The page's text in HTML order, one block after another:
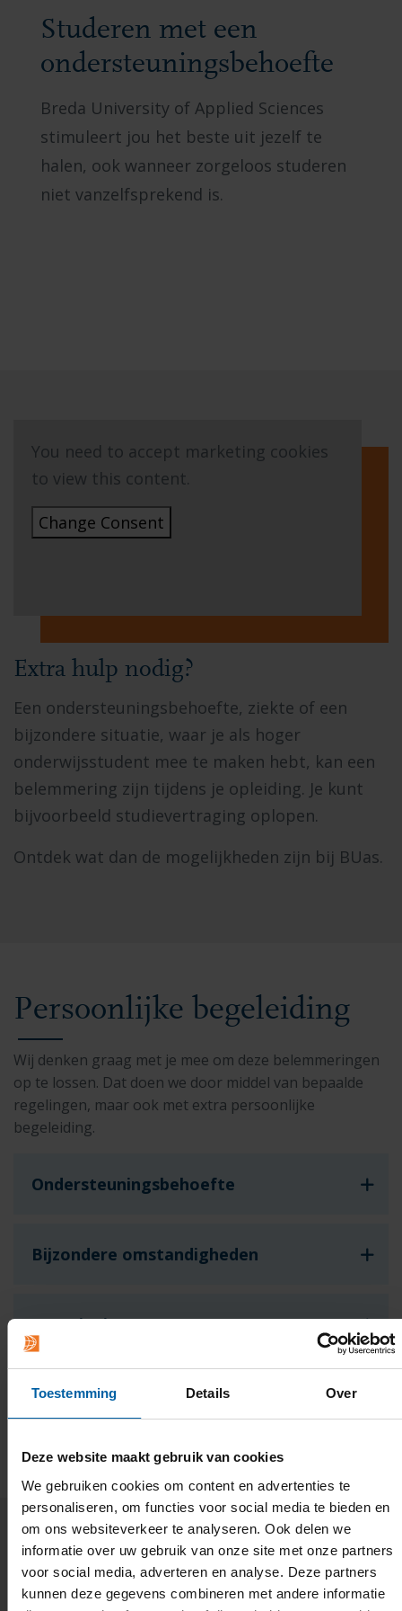
Toestemming Details Over
Deze website maakt gebruik van cookies
We gebruiken cookies om content en advertenties te
personaliseren, om functies voor social media te bieden en
om ons websiteverkeer te analyseren. Ook delen we
informatie over uw gebruik van onze site met onze partners
voor social media, adverteren en analyse. Deze partners
kunnen deze gegevens combineren met andere informatie
Studeren met een
ondersteuningsbehoefte
Breda University of Applied Sciences
stimuleert jou het beste uit jezelf te
halen, ook wanneer zorgeloos studeren
niet vanzelfsprekend is.
You need to accept marketing cookies
to view this content.
Change Consent
Extra hulp nodig?
Een ondersteuningsbehoefte, ziekte of een
bijzondere situatie, waar je als hoger
onderwijsstudent mee te maken hebt, kan een
belemmering zijn tijdens je opleiding. Je kunt
bijvoorbeeld studievertraging oplopen.
Ontdek wat dan de mogelijkheden zijn bij BUas.
Persoonlijke begeleiding
Wij denken graag met je mee om deze belemmeringen
op te lossen. Dat doen we door middel van bepaalde
regelingen, maar ook met extra persoonlijke
begeleiding.
Ondersteuningsbehoefte
Bijzondere omstandigheden
Voorzieningen
Financiële ondersteuning
Haal het beste uit jezelf bij BUas